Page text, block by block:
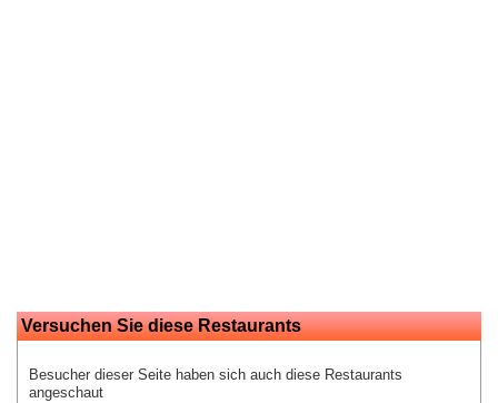
Versuchen Sie diese Restaurants
Besucher dieser Seite haben sich auch diese Restaurants
angeschaut